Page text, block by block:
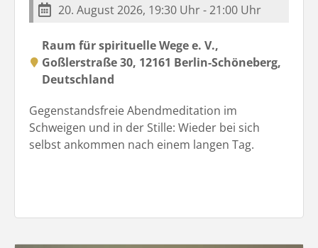
20. August 2026, 19:30 Uhr - 21:00 Uhr
Raum für spirituelle Wege e. V.,
Goßlerstraße 30, 12161 Berlin-Schöneberg,
Deutschland
Gegenstandsfreie Abendmeditation im
Schweigen und in der Stille: Wieder bei sich
selbst ankommen nach einem langen Tag.